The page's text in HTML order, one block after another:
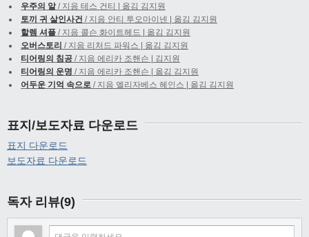
우주의 알/ 지음 테스 건티 | 옮김 김지원
토끼 귀 살인사건 / 지음 안티 투오마이넨 | 옮김 김지원
할렘 셔플 / 지음 콜슨 화이트헤드 | 옮김 김지원
오버스토리 / 지음 리처드 파워스 | 옮김 김지원
티어링의 침공 / 지음 에리카 조핸슨 | 김지원
티어링의 운명 / 지음 에리카 조핸슨 | 옮김 김지원
어두운 기억 속으로 / 지음 엘리자베스 헤인스 | 옮김 김지원
표지/보도자료 다운로드
표지 다운로드
보도자료 다운로드
독자 리뷰(9)